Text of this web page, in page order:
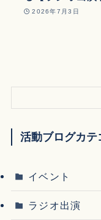
2026年7月3日
活動ブログカテ
イベント
ラジオ出演